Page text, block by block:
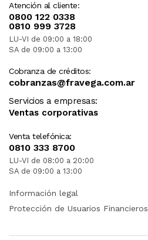
Atención al cliente:
0800 122 0338
0810 999 3728
LU-VI de 09:00 a 18:00
SA de 09:00 a 13:00
Cobranza de créditos:
cobranzas@fravega.com.ar
Servicios a empresas:
Ventas corporativas
Venta telefónica:
0810 333 8700
LU-VI de 08:00 a 20:00
SA de 09:00 a 13:00
Información legal
Protección de Usuarios Financieros